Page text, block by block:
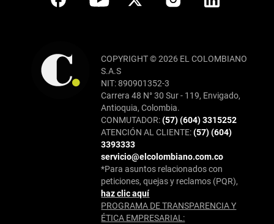
COPYRIGHT © 2026 EL COLOMBIANO
S.A.S
NIT: 890901352-3
Carrera 48 N° 30 Sur - 119, Envigado,
Antioquia, Colombia.
CONMUTADOR:(57) (604) 3315252
ATENCIÓN AL CLIENTE:(57) (604)
3393333
servicio@elcolombiano.com.co
*Para asuntos relacionados con
peticiones, quejas y reclamos (PQR),
haz clic aquí
PROGRAMA DE TRANSPARENCIA Y
ÉTICA EMPRESARIAL: